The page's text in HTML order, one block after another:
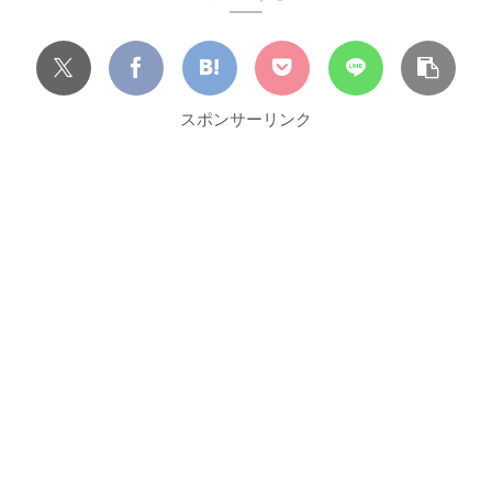
スポンサーリンク